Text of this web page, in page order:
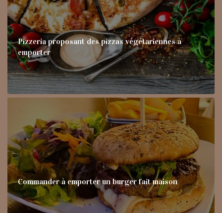
Pizzeria proposant des pizzas végétariennes à
emporter
Commander à emporter un burger fait maison